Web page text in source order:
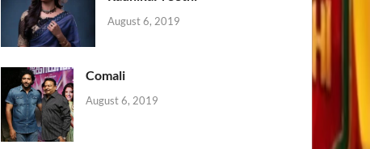
August 6, 2019
Comali
August 6, 2019